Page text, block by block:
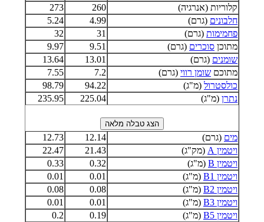
קלוריות (אנרגיה)
260
273
חלבונים (גרם) 4.99
5.24
פחמימות (גרם) 31
32
מתוכן סוכרים (גרם) 9.51
9.97
שומנים (גרם) 13.01
13.64
מתוכם שומן רווי (גרם) 7.2
7.55
כולסטרול (מ"ג) 94.22
98.79
נתרן (מ"ג) 225.04
235.95
מים (גרם) 12.14
12.73
ויטמין A
(מק"ג) 21.43
22.47
ויטמין B
(מ"ג) 0.32
0.33
ויטמין B1
(מ"ג) 0.01
0.01
ויטמין B2
(מ"ג) 0.08
0.08
ויטמין B3
(מ"ג) 0.01
0.01
ויטמין B5
(מ"ג) 0.19
0.2